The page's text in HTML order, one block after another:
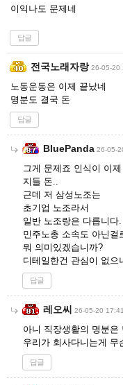
이익나도 문제네
답글
전국노래자랑 26-05-20
노동운동은 이제 끝났네
명분도 결국 돈
답글
BluePanda 26-05-
그게 문제죠 인식이 이제
지들 돈..
근데 저 삼성노조는
초기업 노조라서
일반 노조랑은 다릅니다.
민주노총 소속도 아닌걸
뭐 의미있겠습니까?
디테일한건 관심이 없으
답글
레오씨 26-05-20 17:41
아니 직장생활의 명분은
우리가 회사다니는게
답글